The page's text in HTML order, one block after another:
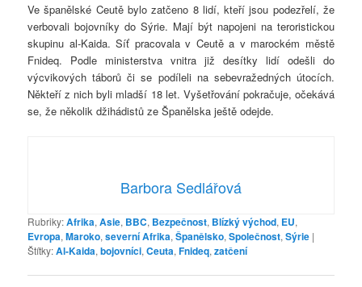
Ve španělské Ceutě bylo zatčeno 8 lidí, kteří jsou podezřelí, že
verbovali bojovníky do Sýrie. Mají být napojeni na teroristickou
skupinu al-Kaida. Síť pracovala v Ceutě a v marockém městě
Fnideq. Podle ministerstva vnitra již desítky lidí odešli do
výcvikových táborů či se podíleli na sebevražedných útocích.
Někteří z nich byli mladší 18 let. Vyšetřování pokračuje, očekává
se, že několik džihádistů ze Španělska ještě odejde.
Barbora Sedlářová
Rubriky:Afrika,Asie, BBC, Bezpečnost, Blízký východ, EU,
Evropa,Maroko,severní Afrika,Španělsko,Společnost,Sýrie |
Štítky:Al-Kaida,bojovníci,Ceuta,Fnideq,zatčení